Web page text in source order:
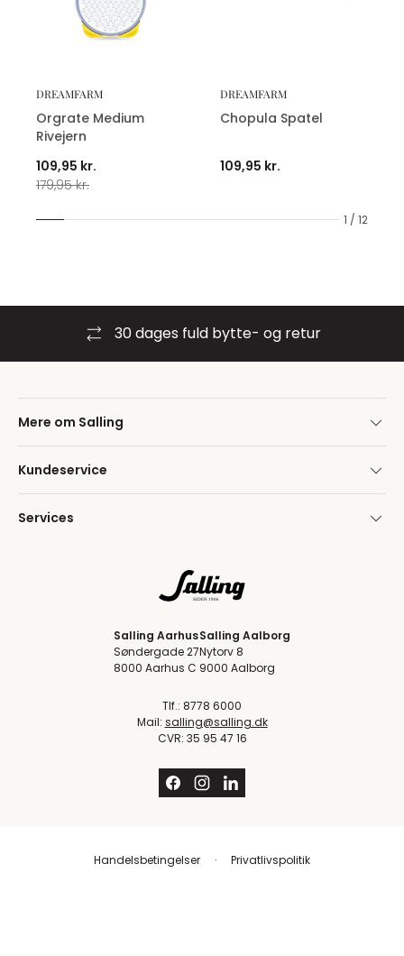
1 / 12
DREAMFARM
Orgrate Medium
Rivejern
109,95 kr.
179,95 kr.
DREAMFARM
Chopula Spatel
109,95 kr.
30 dages fuld bytte- og retur
Mere om Salling
Kundeservice
Services
Salling Aarhus
Søndergade 27
8000 Aarhus C
Salling Aalborg
Nytorv 8
9000 Aalborg
Tlf.: 8778 6000
Mail: salling@salling.dk
CVR: 35 95 47 16
Handelsbetingelser Privatlivspolitik